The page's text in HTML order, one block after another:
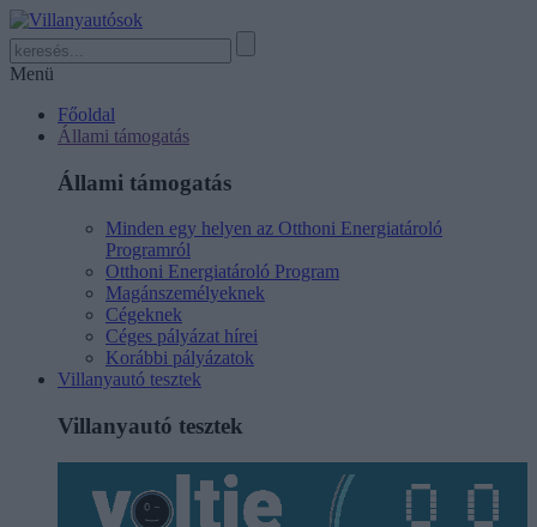
Menü
Főoldal
Állami támogatás
Állami támogatás
Minden egy helyen az Otthoni Energiatároló
Programról
Otthoni Energiatároló Program
Magánszemélyeknek
Cégeknek
Céges pályázat hírei
Korábbi pályázatok
Villanyautó tesztek
Villanyautó tesztek